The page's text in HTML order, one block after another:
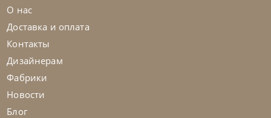
О нас
Доставка и оплата
Контакты
Дизайнерам
Фабрики
Новости
Блог